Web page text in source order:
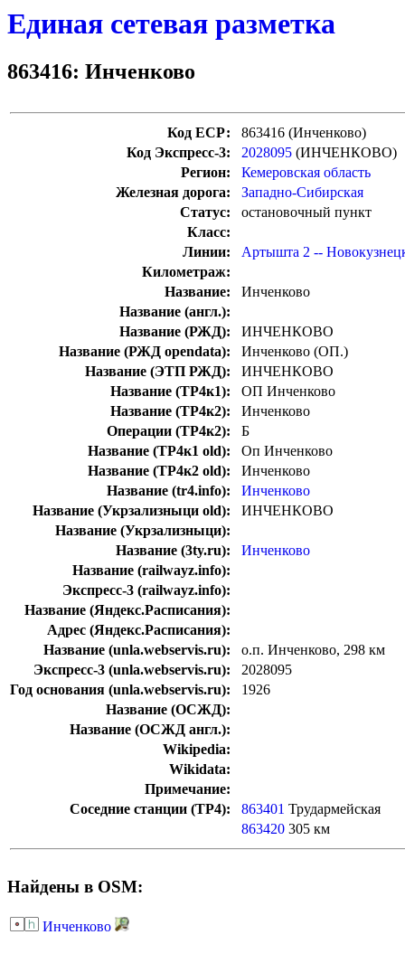
Единая сетевая разметка
863416: Инченково
Код ЕСР:
863416 (Инченково)
Код Экспресс-3:
2028095 (ИНЧЕНКОВО)
Регион:
Кемеровская область
Железная дорога:
Западно-Сибирская
Статус:
остановочный пункт
Класс:
Линии:
Артышта 2 --
Километраж:
Название:
Инченково
Название (англ.):
Название (РЖД):
ИНЧЕНКОВО
Название (РЖД opendata):
Инченково (ОП.)
Название (ЭТП РЖД):
ИНЧЕНКОВО
Название (ТР4к1):
ОП Инченково
Название (ТР4к2):
Инченково
Операции (ТР4к2):
Б
Название (ТР4к1 old):
Оп Инченково
Название (ТР4к2 old):
Инченково
Название (tr4.info):
Инченково
Название (Укрзализныци old):
ИНЧЕНКОВО
Название (Укрзализныци):
Название (3ty.ru):
Инченково
Название (railwayz.info):
Экспресс-3 (railwayz.info):
Название (Яндекс.Расписания):
Адрес (Яндекс.Расписания):
Название (unla.webservis.ru):
о.п. Инченково, 298 км
Экспресс-3 (unla.webservis.ru):
2028095
Год основания (unla.webservis.ru):
1926
Название (ОСЖД):
Название (ОСЖД англ.):
Wikipedia:
Wikidata:
Примечание:
Соседние станции (ТР4):
863401 Трудармейская
863420 305 км
Найдены в OSM:
Инченково